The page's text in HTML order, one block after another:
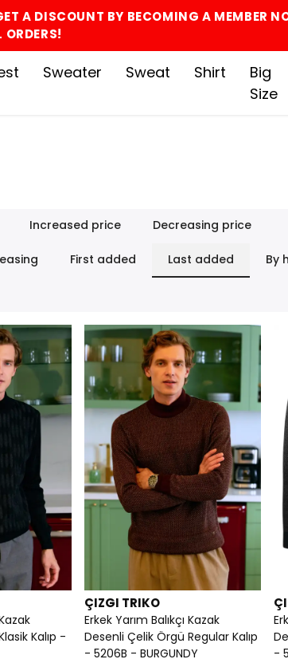
A DISCOUNT BY BECOMING A MEMBER
Sweater Sweat Shirt
Big
Size
Increased price Decreasing price
First added Last added By
Kalıp -
ÇIZGI TRIKO
Erkek Yarım Balıkçı Kazak
Desenli Çelik Örgü Regular Kalıp
- 5206B - BURGUNDY
-